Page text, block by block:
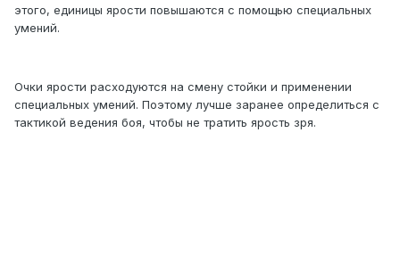
этого, единицы ярости повышаются с помощью специальных
умений.
Очки ярости расходуются на смену стойки и применении
специальных умений. Поэтому лучше заранее определиться с
тактикой ведения боя, чтобы не тратить ярость зря.